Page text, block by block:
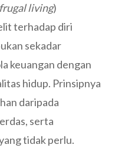
frugal living)
terhadap diri
sekadar
keuangan dengan
hidup. Prinsipnya
daripada
serta
tidak perlu.